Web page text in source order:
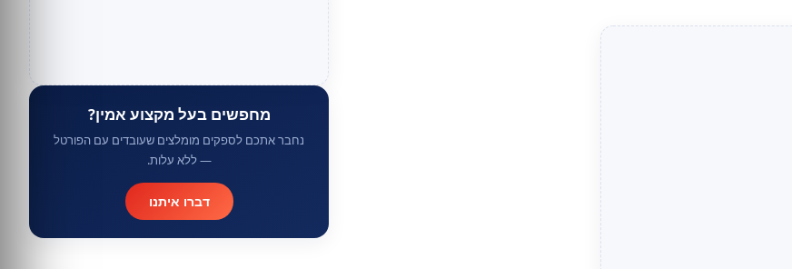
מחפשים בעל מקצוע אמין?
נחבר אתכם לספקים מומלצים שעובדים עם הפורטל
— ללא עלות.
דברו איתנו